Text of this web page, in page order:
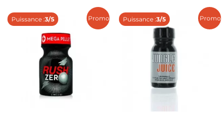
Promo !
Puissance :3/5 Promo
Puissance :3/5